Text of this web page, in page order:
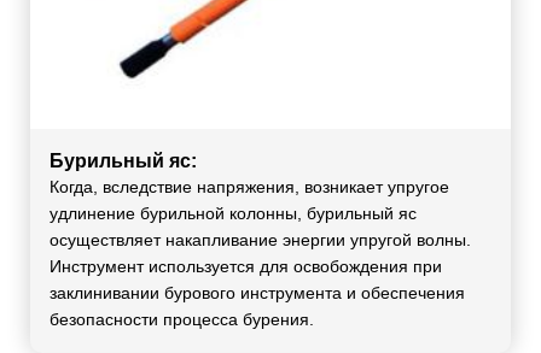
Бурильный яс:
Когда, вследствие напряжения, возникает упругое
удлинение бурильной колонны, бурильный яс
осуществляет накапливание энергии упругой волны.
Инструмент используется для освобождения при
заклинивании бурового инструмента и обеспечения
безопасности процесса бурения.